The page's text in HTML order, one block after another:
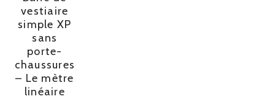
vestiaire
simple XP
sans
porte-
chaussures
– Le mètre
linéaire